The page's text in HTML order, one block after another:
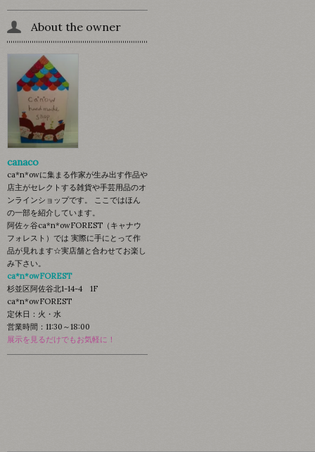
About the owner
canaco
ca*n*owに集まる作家が生み出す作品や
店主がセレクトする雑貨や手芸用品のオ
ンラインショップです。 ここではほん
の一部を紹介しています。
阿佐ヶ谷ca*n*owFOREST（キャナウ
フォレスト）では 実際に手にとって作
品が見れます☆実店舗と合わせてお楽し
み下さい。
ca*n*owFOREST
杉並区阿佐谷北1-14-4 1F
ca*n*owFOREST
定休日：火・水
営業時間：11:30～18:00
展示を見るだけでもお気軽に！